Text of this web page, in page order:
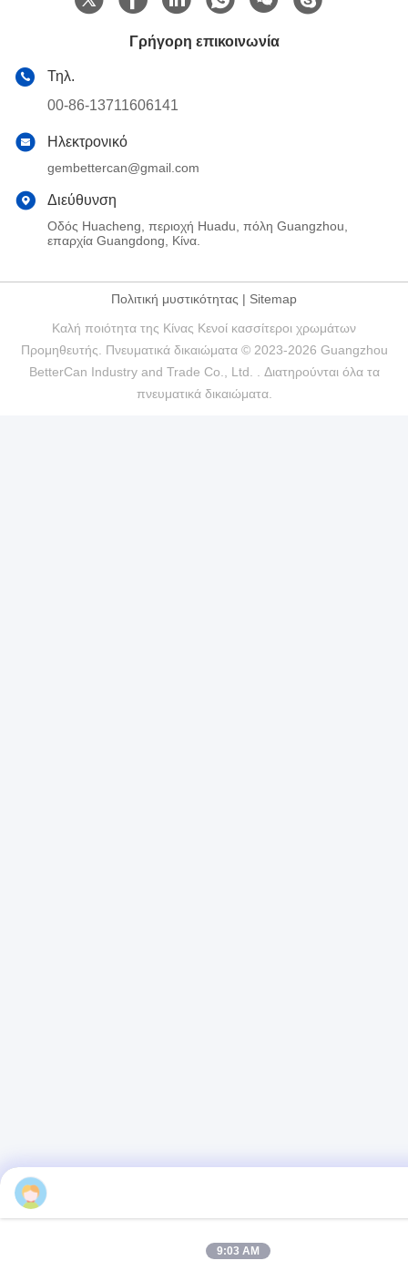
Γρήγορη επικοινωνία
Τηλ.
00-86-13711606141
Ηλεκτρονικό
gembettercan@gmail.com
Διεύθυνση
Οδός Huacheng, περιοχή Huadu, πόλη Guangzhou,
επαρχία Guangdong, Κίνα.
Πολιτική μυστικότητας | Sitemap
Καλή ποιότητα της Κίνας Κενοί κασσίτεροι χρωμάτων
Προμηθευτής. Πνευματικά δικαιώματα © 2023-2026 Guangzhou
BetterCan Industry and Trade Co., Ltd. . Διατηρούνται όλα τα
πνευματικά δικαιώματα.
9:03 AM